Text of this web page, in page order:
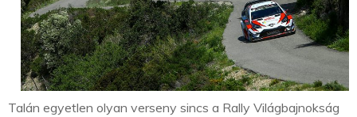
Talán egyetlen olyan verseny sincs a Rally Világbajnokság